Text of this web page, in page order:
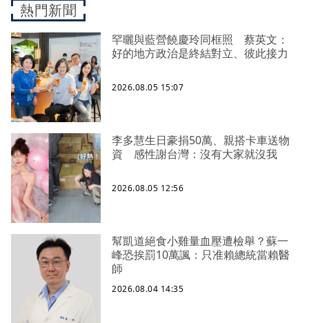
熱門新聞
罕曬與藍營饒慶玲同框照 蔡英文：
好的地方政治是終結對立、彼此接力
2026.08.05 15:07
李多慧生日豪捐50萬、親搭卡車送物
資 感性謝台灣：沒有大家就沒我
2026.08.05 12:56
幫凱道絕食小雞量血壓遭檢舉？蘇一
峰恐挨罰10萬諷：只准賴總統當賴醫
師
2026.08.04 14:35